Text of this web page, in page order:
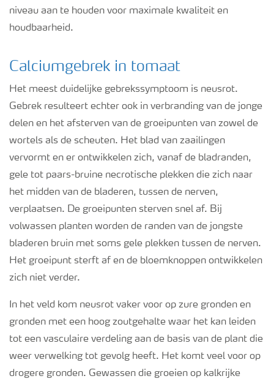
niveau aan te houden voor maximale kwaliteit en
houdbaarheid.
Calciumgebrek in tomaat
Het meest duidelijke gebrekssymptoom is neusrot.
Gebrek resulteert echter ook in verbranding van de jonge
delen en het afsterven van de groeipunten van zowel de
wortels als de scheuten. Het blad van zaailingen
vervormt en er ontwikkelen zich, vanaf de bladranden,
gele tot paars-bruine necrotische plekken die zich naar
het midden van de bladeren, tussen de nerven,
verplaatsen. De groeipunten sterven snel af. Bij
volwassen planten worden de randen van de jongste
bladeren bruin met soms gele plekken tussen de nerven.
Het groeipunt sterft af en de bloemknoppen ontwikkelen
zich niet verder.
In het veld kom neusrot vaker voor op zure gronden en
gronden met een hoog zoutgehalte waar het kan leiden
tot een vasculaire verdeling aan de basis van de plant die
weer verwelking tot gevolg heeft. Het komt veel voor op
drogere gronden. Gewassen die groeien op kalkrijke